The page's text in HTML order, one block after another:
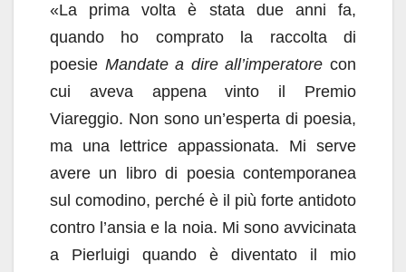
«La prima volta è stata due anni fa,
quando ho comprato la raccolta di
poesie Mandate a dire all’imperatorecon
cui aveva appena vinto il Premio
Viareggio. Non sono un’esperta di poesia,
ma una lettrice appassionata. Mi serve
avere un libro di poesia contemporanea
sul comodino, perché è il più forte antidoto
contro l’ansia e la noia. Mi sono avvicinata
a Pierluigi quando è diventato il mio